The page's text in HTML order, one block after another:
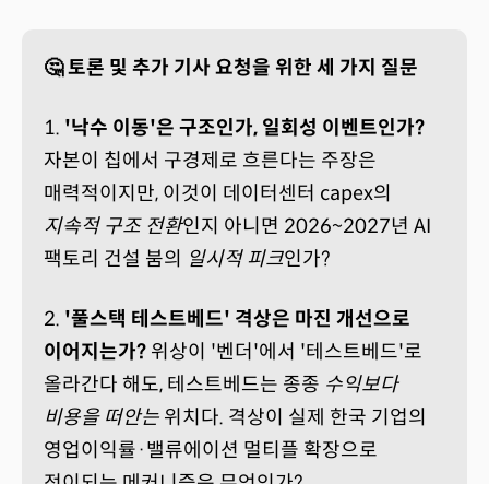
🤔 토론 및 추가 기사 요청을 위한 세 가지 질문
1. '낙수 이동'은 구조인가, 일회성 이벤트인가?
자본이 칩에서 구경제로 흐른다는 주장은
매력적이지만, 이것이 데이터센터 capex의
지속적 구조 전환인지 아니면 2026~2027년 AI
팩토리 건설 붐의 일시적 피크인가?
2. '풀스택 테스트베드' 격상은 마진 개선으로
이어지는가? 위상이 '벤더'에서 '테스트베드'로
올라간다 해도, 테스트베드는 종종 수익보다
비용을 떠안는 위치다. 격상이 실제 한국 기업의
영업이익률·밸류에이션 멀티플 확장으로